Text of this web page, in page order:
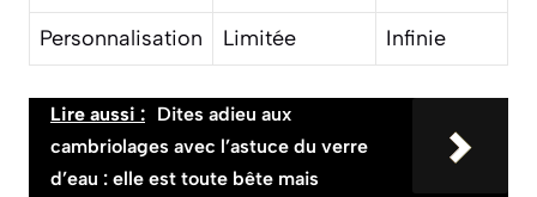
Personnalisation Limitée Infinie
Lire aussi : Dites adieu aux
cambriolages avec l’astuce du verre
d’eau : elle est toute bête mais